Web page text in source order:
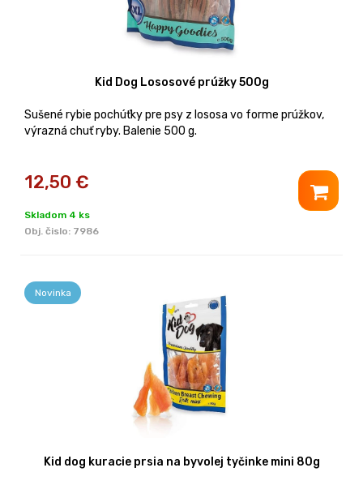
Kid Dog Lososové prúžky 500g
Sušené rybie pochúťky pre psy z lososa vo forme prúžkov,
výrazná chuť ryby. Balenie 500 g.
12,50 €
Skladom 4 ks
Obj. čislo: 7986
Novinka
Kid dog kuracie prsia na byvolej tyčinke mini 80g